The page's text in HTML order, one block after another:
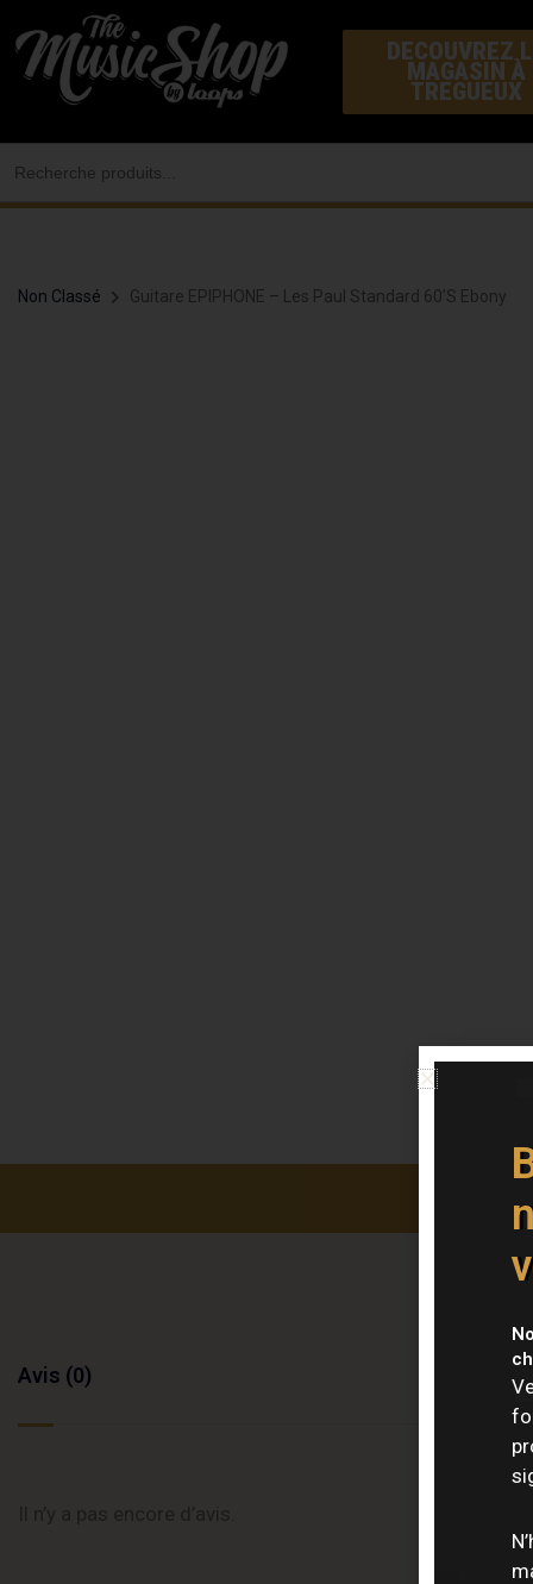
au
contenu
DECOUVREZ
MAGASIN À
TREGUEUX
Non Classé Guitare EPIPHONE – Les Paul Standard 60’s Ebony
Avis (0)